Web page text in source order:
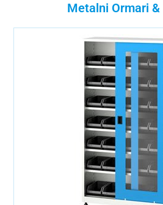
Metalni Ormari &